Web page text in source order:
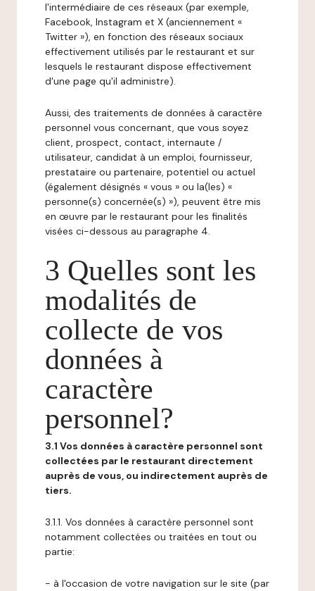
l'intermédiaire de ces réseaux (par exemple,
Facebook, Instagram et X (anciennement «
Twitter »), en fonction des réseaux sociaux
effectivement utilisés par le restaurant et sur
lesquels le restaurant dispose effectivement
d'une page qu'il administre).
Aussi, des traitements de données à caractère
personnel vous concernant, que vous soyez
client, prospect, contact, internaute /
utilisateur, candidat à un emploi, fournisseur,
prestataire ou partenaire, potentiel ou actuel
(également désignés « vous » ou la(les) «
personne(s) concernée(s) »), peuvent être mis
en œuvre par le restaurant pour les finalités
visées ci-dessous au paragraphe 4.
3 Quelles sont les
modalités de
collecte de vos
données à
caractère
personnel?
3.1 Vos données à caractère personnel sont
collectées par le restaurant directement
auprès de vous, ou indirectement auprès de
tiers.
3.1.1. Vos données à caractère personnel sont
notamment collectées ou traitées en tout ou
partie:
- à l'occasion de votre navigation sur le site (par